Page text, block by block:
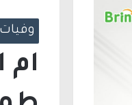
وفيات
ام